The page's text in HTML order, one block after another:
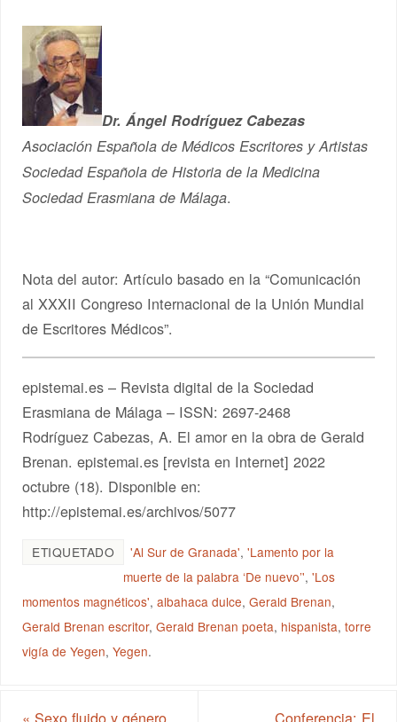
Dr. Ángel Rodríguez Cabezas
Asociación Española de Médicos Escritores y Artistas
Sociedad Española de Historia de la Medicina
Sociedad Erasmiana de Málaga.
Nota del autor: Artículo basado en la “Comunicación
al XXXII Congreso Internacional de la Unión Mundial
de Escritores Médicos”.
epistemai.es – Revista digital de la Sociedad
Erasmiana de Málaga – ISSN: 2697-2468
Rodríguez Cabezas, A. El amor en la obra de Gerald
Brenan. epistemai.es [revista en Internet] 2022
octubre (18). Disponible en:
http://epistemai.es/archivos/5077
ETIQUETADO 'Al Sur de Granada','Lamento por la
muerte de la palabra ‘De nuevo’','Los
momentos magnéticos',albahaca dulce,Gerald Brenan,
Gerald Brenan escritor,Gerald Brenan poeta, hispanista,torre
vigía de Yegen,Yegen.
« Sexo fluido y género Conferencia: El